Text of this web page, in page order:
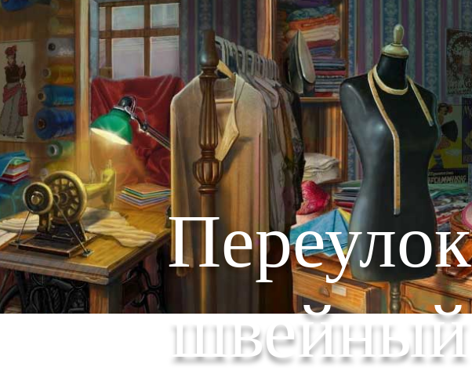
Переулок
швейный